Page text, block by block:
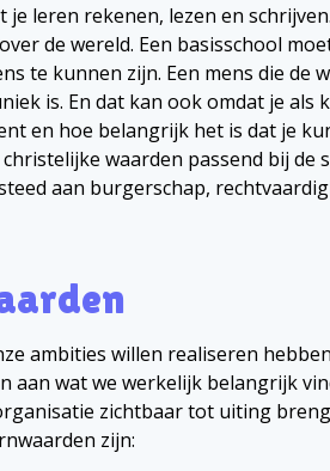
je leren rekenen, lezen en
de wereld. Een basisschool
te kunnen zijn. Een mens die de
is. En dat kan ook omdat je als
en hoe belangrijk het is dat je
waarden passend bij de
aan burgerschap,
ambities willen realiseren
aan wat we werkelijk belangrijk
zichtbaar tot uiting
zijn: